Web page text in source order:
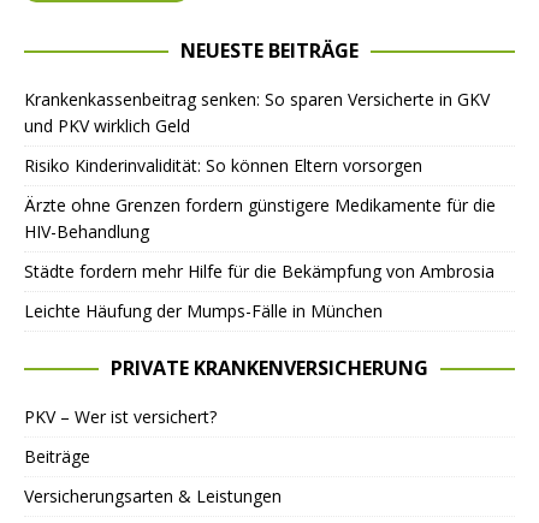
NEUESTE BEITRÄGE
Krankenkassenbeitrag senken: So sparen Versicherte in GKV
und PKV wirklich Geld
Risiko Kinderinvalidität: So können Eltern vorsorgen
Ärzte ohne Grenzen fordern günstigere Medikamente für die
HIV-Behandlung
Städte fordern mehr Hilfe für die Bekämpfung von Ambrosia
Leichte Häufung der Mumps-Fälle in München
PRIVATE KRANKENVERSICHERUNG
PKV – Wer ist versichert?
Beiträge
Versicherungsarten & Leistungen